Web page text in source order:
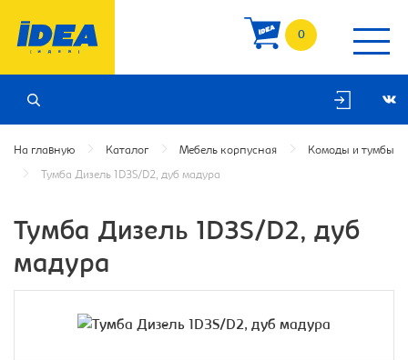
0
На главную Каталог Мебель корпусная Комоды и тумбы
Тумба Дизель 1D3S/D2, дуб мадура
Тумба Дизель 1D3S/D2, дуб
мадура